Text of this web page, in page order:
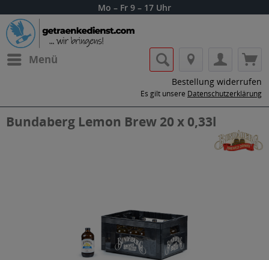
Mo – Fr 9 – 17 Uhr
Menü
Bestellung widerrufen
Es gilt unsere Datenschutzerklärung
Bundaberg Lemon Brew 20 x 0,33l